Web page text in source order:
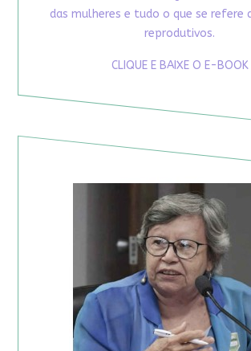
das mulheres e tudo o que se refere
reprodutivos.
CLIQUE E BAIXE O E-BOOK